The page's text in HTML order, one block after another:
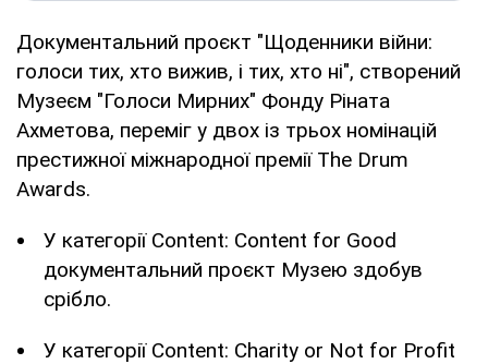
Документальний проєкт "Щоденники війни:
голоси тих, хто вижив, і тих, хто ні", створений
Музеєм "Голоси Мирних" Фонду Ріната
Ахметова, переміг у двох із трьох номінацій
престижної міжнародної премії The Drum
Awards.
У категорії Content: Content for Good
документальний проєкт Музею здобув
срібло.
У категорії Content: Charity or Not for Profit